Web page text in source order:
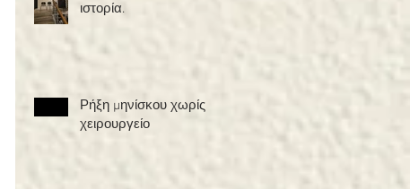
ιστορία.
Ρήξη μηνίσκου χωρίς
χειρουργείο